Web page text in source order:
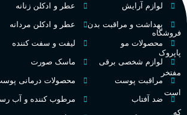
طبع تلخ
غلظت
اکسترکت دو پرفیوم
گروه بویایی میوه ای
فروشگاه
پاپروک
مفتخر
است
که
لوازم آرایش
بهداشت و مراقبت بدن
محصولات مو
لوازم شخصی برقی
مراقبت پوست
ضد آفتاب
عطر و ادکلن زنانه
عطر و ادکلن مردانه
لیفت و سفت کننده
ماسک صورت
محصولات درمانی
مرطوب کننده و آب